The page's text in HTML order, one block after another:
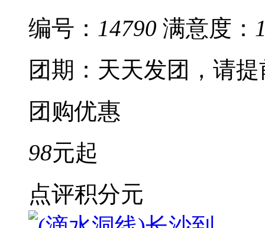
编号： 14790 满意度：
团期：天天发团，请
团购优惠
98元起
点评积分元